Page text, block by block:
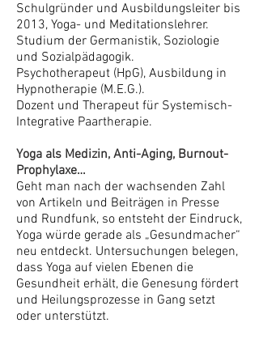
Schulgründer und Ausbildungsleiter bis
2013, Yoga- und Meditationslehrer.
Studium der Germanistik, Soziologie
und Sozialpädagogik.
Psychotherapeut (HpG), Ausbildung in
Hypnotherapie (M.E.G.).
Dozent und Therapeut für Systemisch-
Integrative Paartherapie.
Yoga als Medizin, Anti-Aging, Burnout-
Prophylaxe…
Geht man nach der wachsenden Zahl
von Artikeln und Beiträgen in Presse
und Rundfunk, so entsteht der Eindruck,
Yoga würde gerade als „Gesundmacher“
neu entdeckt. Untersuchungen belegen,
dass Yoga auf vielen Ebenen die
Gesundheit erhält, die Genesung fördert
und Heilungsprozesse in Gang setzt
oder unterstützt.